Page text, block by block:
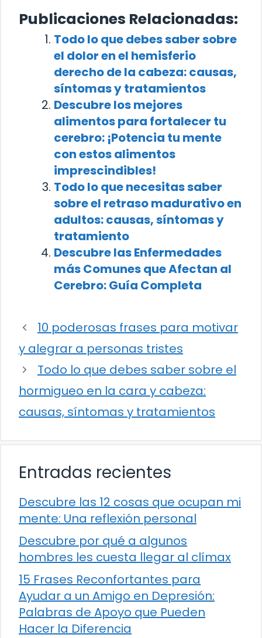
Publicaciones Relacionadas:
Todo lo que debes saber sobre
el dolor en el hemisferio
derecho de la cabeza: causas,
síntomas y tratamientos
Descubre los mejores
alimentos para fortalecer tu
cerebro: ¡Potencia tu mente
con estos alimentos
imprescindibles!
Todo lo que necesitas saber
sobre el retraso madurativo en
adultos: causas, síntomas y
tratamiento
Descubre las Enfermedades
más Comunes que Afectan al
Cerebro: Guía Completa
10 poderosas frases para motivar
y alegrar a personas tristes
Todo lo que debes saber sobre el
hormigueo en la cara y cabeza:
causas, síntomas y tratamientos
Entradas recientes
Descubre las 12 cosas que ocupan mi
mente: Una reflexión personal
Descubre por qué a algunos
hombres les cuesta llegar al clímax
15 Frases Reconfortantes para
Ayudar a un Amigo en Depresión:
Palabras de Apoyo que Pueden
Hacer la Diferencia